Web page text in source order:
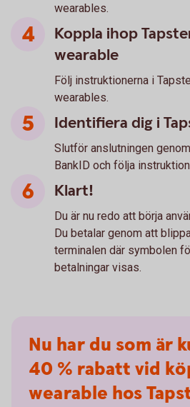
wearables.
Koppla ihop
wearable
Följ instruktionerna i
wearables.
Identifiera dig i
Slutför anslutningen
BankID och följa
Klart!
Du är nu redo att börja
Du betalar genom att
terminalen där symbolen
betalningar visas.
Nu har du som är
40 % rabatt vid
wearable hos